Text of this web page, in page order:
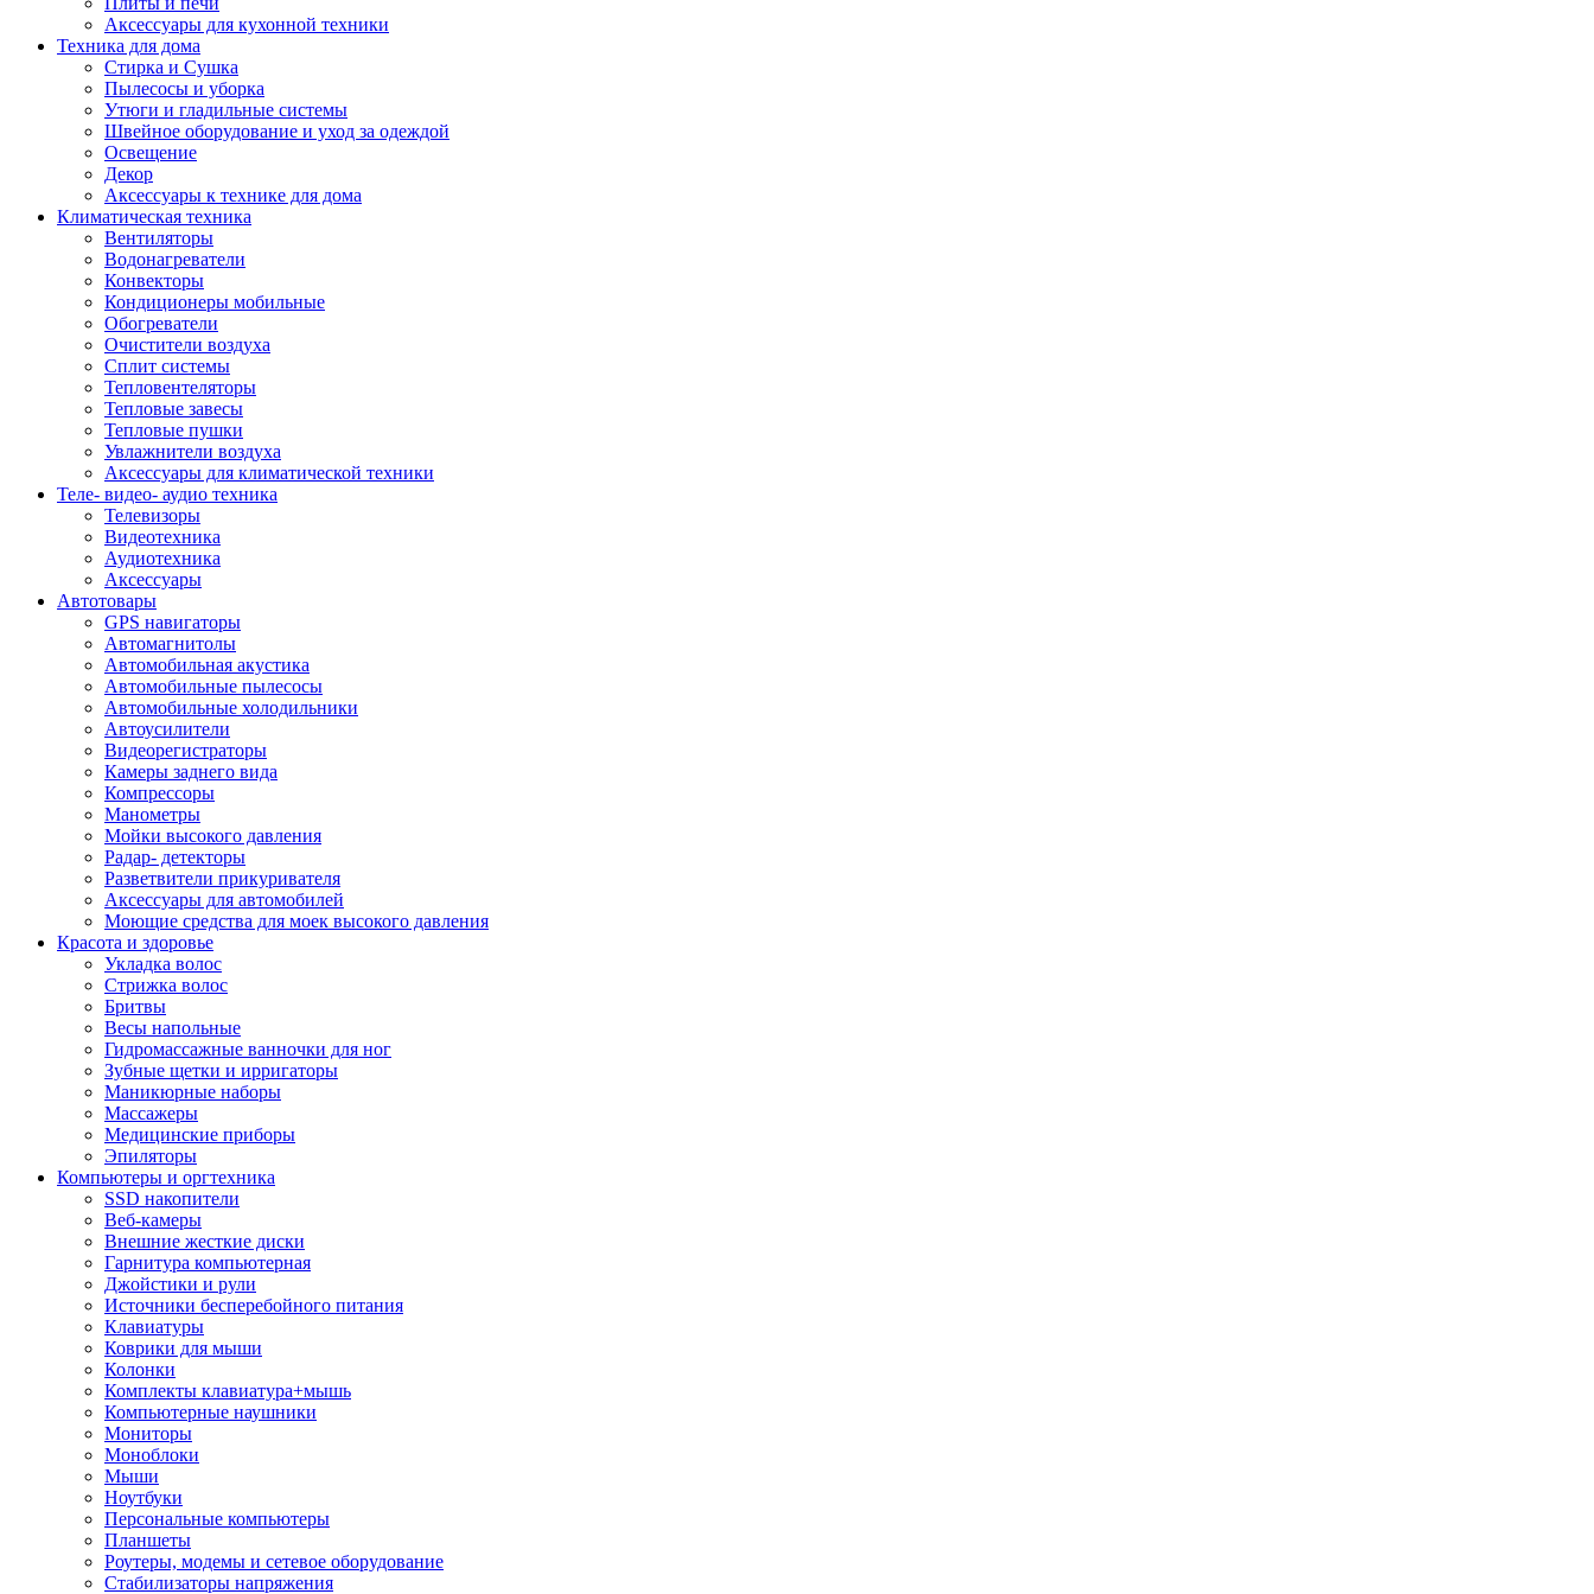
Аксессуары для кухонной техники
Техника для дома
Стирка и Сушка
Пылесосы и уборка
Утюги и гладильные системы
Швейное оборудование и уход за одеждой
Освещение
Декор
Аксессуары к технике для дома
Климатическая техника
Вентиляторы
Водонагреватели
Конвекторы
Кондиционеры мобильные
Обогреватели
Очистители воздуха
Сплит системы
Тепловентеляторы
Тепловые завесы
Тепловые пушки
Увлажнители воздуха
Аксессуары для климатической техники
Теле- видео- аудио техника
Телевизоры
Видеотехника
Аудиотехника
Аксессуары
Автотовары
GPS навигаторы
Автомагнитолы
Автомобильная акустика
Автомобильные пылесосы
Автомобильные холодильники
Автоусилители
Видеорегистраторы
Камеры заднего вида
Компрессоры
Манометры
Мойки высокого давления
Радар- детекторы
Разветвители прикуривателя
Аксессуары для автомобилей
Моющие средства для моек высокого давления
Красота и здоровье
Укладка волос
Стрижка волос
Бритвы
Весы напольные
Гидромассажные ванночки для ног
Зубные щетки и ирригаторы
Маникюрные наборы
Массажеры
Медицинские приборы
Эпиляторы
Компьютеры и оргтехника
SSD накопители
Веб-камеры
Внешние жесткие диски
Гарнитура компьютерная
Джойстики и рули
Источники бесперебойного питания
Клавиатуры
Коврики для мыши
Колонки
Комплекты клавиатура+мышь
Компьютерные наушники
Мониторы
Моноблоки
Мыши
Ноутбуки
Персональные компьютеры
Планшеты
Роутеры, модемы и сетевое оборудование
Стабилизаторы напряжения